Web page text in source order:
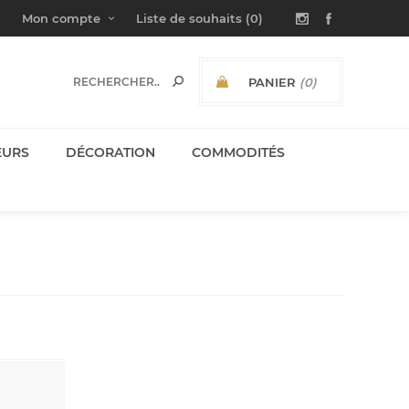
Mon compte Liste de souhaits (0)
PANIER (0)
DÉCORATION COMMODITÉS